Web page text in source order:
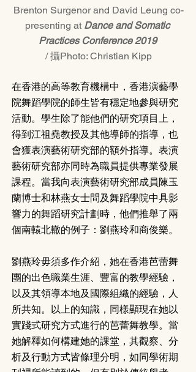
Brenton Surgenor and David Leung co-
presenting at Dance and Somatic
Practices Conference 2019
/ 攝Photo: Christian Kipp
在香港的高等教育機構中，香港演藝學
院舞蹈學院的師生皆有穩定地參與研究
活動。學生除了能他們的研究項目上，
得到江祖堯教授及其他導師的指導，也
會獲表演藝術研究部的額外指導。表演
藝術研究部亦同時為職員提供專業發展
課程。當我向表演藝術研究部成員陳玉
蘭博士和林燕女士問及舞蹈學院中具影
響力的舞蹈研究計劃時，他們推舉了兩
個南轅北轍的例子：劉燕玲和商俊樂。
劉燕玲毋須多作介紹，她在香港芭蕾舞
團的出色職業生涯、豐富的教學經驗，
以及其領導本地及國際組織的經驗，人
所共知。以上的知識，同樣顯現在她以
實踐式研究方式進行的芭蕾舞教學。當
她解釋如何構建她的課堂，其觀察、分
析及行動方式皆條理分明，如同學術期